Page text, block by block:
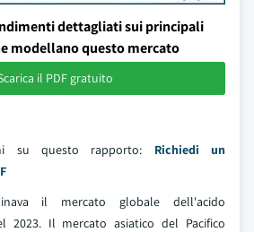
dettagliati sui principali
modellano questo mercato
il PDF gratuito
su questo rapporto: Richiedi un
il mercato globale dell'acido
2023. Il mercato asiatico del Pacifico